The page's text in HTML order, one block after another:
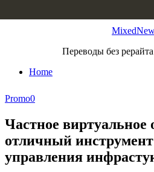
Переводы без
Home
Promo0
Частное
отличный инструмент
управления